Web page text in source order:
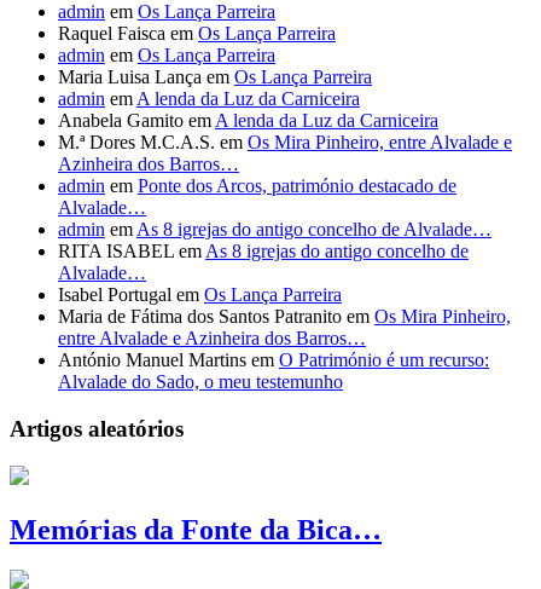
admin em Os Lança Parreira
Raquel Faisca em Os Lança Parreira
admin em Os Lança Parreira
Maria Luisa Lança em Os Lança Parreira
admin em A lenda da Luz da Carniceira
Anabela Gamito em A lenda da Luz da Carniceira
M.ª Dores M.C.A.S. em Os Mira Pinheiro, entre Alvalade e
Azinheira dos Barros…
admin em Ponte dos Arcos, património destacado de
Alvalade…
admin em As 8 igrejas do antigo concelho de Alvalade…
RITA ISABEL em As 8 igrejas do antigo concelho de
Alvalade…
Isabel Portugal em Os Lança Parreira
Maria de Fátima dos Santos Patranito em Os Mira Pinheiro,
entre Alvalade e Azinheira dos Barros…
António Manuel Martins em O Património é um recurso:
Alvalade do Sado, o meu testemunho
Artigos aleatórios
Memórias da Fonte da Bica…